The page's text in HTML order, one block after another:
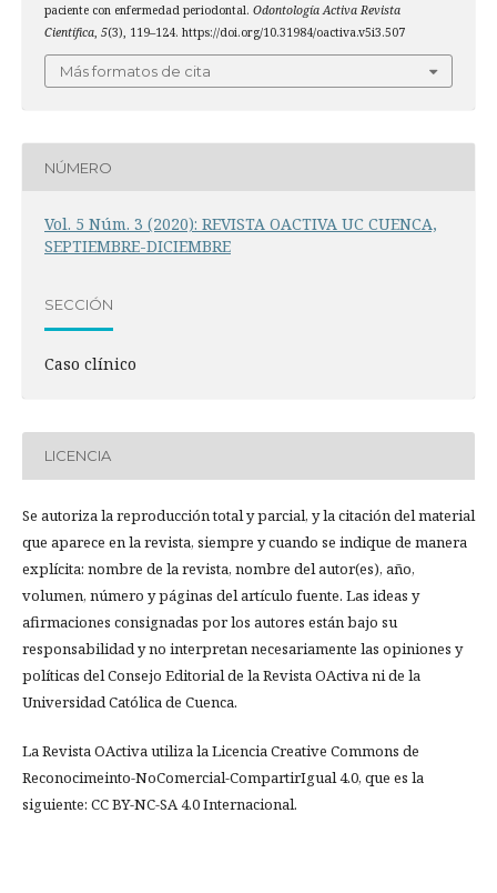
paciente con enfermedad periodontal. Odontología Activa Revista
Científica, 5(3), 119–124. https://doi.org/10.31984/oactiva.v5i3.507
Más formatos de cita
NÚMERO
Vol. 5 Núm. 3 (2020): REVISTA OACTIVA UC CUENCA,
SEPTIEMBRE-DICIEMBRE
SECCIÓN
Caso clínico
LICENCIA
Se autoriza la reproducción total y parcial, y la citación del material
que aparece en la revista, siempre y cuando se indique de manera
explícita: nombre de la revista, nombre del autor(es), año,
volumen, número y páginas del artículo fuente. Las ideas y
afirmaciones consignadas por los autores están bajo su
responsabilidad y no interpretan necesariamente las opiniones y
políticas del Consejo Editorial de la Revista OActiva ni de la
Universidad Católica de Cuenca.
La Revista OActiva utiliza la Licencia Creative Commons de
Reconocimeinto-NoComercial-CompartirIgual 4.0, que es la
siguiente: CC BY-NC-SA 4.0 Internacional.